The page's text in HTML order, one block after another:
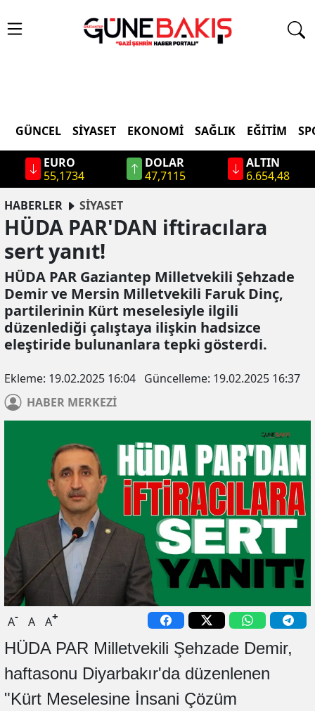
GÜNCEL SIYASET EKONOMI SAĞLIK EĞITIM
EURO
55,1734
DOLAR
47,7115
ALTIN
6.654,48
HABERLER
SİYASET
HÜDA PAR'DAN iftiracılara
sert yanıt!
HÜDA PAR Gaziantep Milletvekili Şehzade
Demir ve Mersin Milletvekili Faruk Dinç,
partilerinin Kürt meselesiyle ilgili
düzenlediği çalıştaya ilişkin hadsizce
eleştiride bulunanlara tepki gösterdi.
Ekleme: 19.02.2025 16:04 Güncelleme: 19.02.2025 16:37
HABER MERKEZİ
A- A A+
HÜDA PAR Milletvekili Şehzade Demir,
haftasonu Diyarbakır'da düzenlenen
"Kürt Meselesine İnsani Çözüm